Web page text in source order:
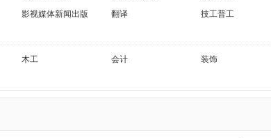
影视媒体新闻出版 翻译 技工普工
木工 会计 装饰